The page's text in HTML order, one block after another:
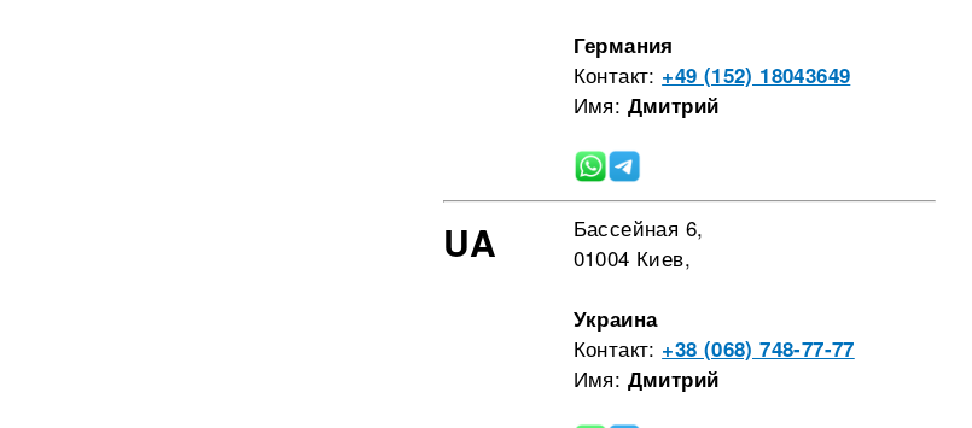
Германия
Контакт: +49 (152) 18043649
Имя: Дмитрий
UA
Бассейная 6,
01004 Киев,
Украина
Контакт: +38 (068) 748-77-77
Имя: Дмитрий